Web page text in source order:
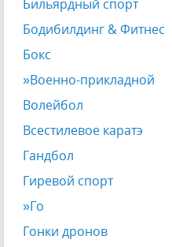
Бильярдный спорт
Бодибилдинг & Фитнес
Бокс
»Военно-прикладной
Волейбол
Всестилевое каратэ
Гандбол
Гиревой спорт
»Го
Гонки дронов